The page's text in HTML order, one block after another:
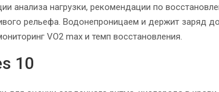
анализа нагрузки, рекомендации по
рельефа. Водонепроницаем и держит заряд
VO2 max и темп восстановления.
10